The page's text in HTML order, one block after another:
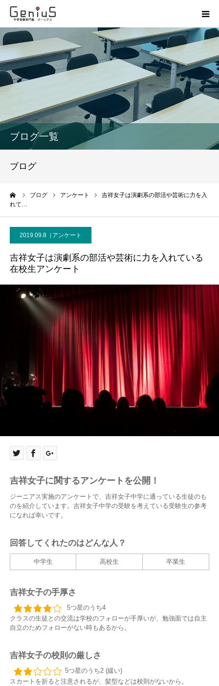
ブログ一覧
ブログ
ブログ アンケート
吉祥女子は演劇系の部活や芸術に力を入
れて…
2019.09.8 アンケート
吉祥女子は演劇系の部活や芸術に力を入れている
在校生アンケート
吉祥女子に関するアンケートを公開！
ジーニアス実施のアンケートで、吉祥女子中学に通っている生徒のも
のを紹介しています。吉祥女子中学の受験を考えている受験生の参考
になれば幸いです。
回答してくれたのはどんな人？
中学生 高校生 卒業生
吉祥女子の手厚さ
5つ星のうち4
クラスの生徒との交流は学校のフォローが手厚いが、勉強面では自主
自立のためフォローがない時もあるから。
吉祥女子の校則の厳しさ
5つ星のうち2 (緩い)
スカートを折ると注意されるが、髪型などは校則がないから。
授業
志望校別特訓
模試